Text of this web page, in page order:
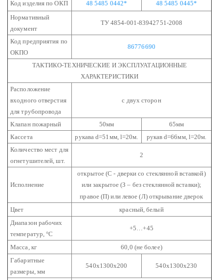
Код изделия по ОКП
48 5485 0442*
48 5485 0445*
Нормативный
документ
ТУ 4854-001-83942751-2008
Код предприятия по
ОКПО
86776690
ТАКТИКО-ТЕХНИЧЕСКИЕ И ЭКСПЛУАТАЦИОННЫЕ
ХАРАКТЕРИСТИКИ
Расположение
входного отверстия
для трубопровода
с двух сторон
Клапан пожарный 50мм
65мм
Кассета
рукава d=51мм, l=20м.
рукав d=66мм, l=20м.
Количество мест для
огнетушителей, шт.
2
Исполнение
открытое (С - дверки со стеклянной вставкой)
или закрытое (З – без стеклянной вставки);
правое (П) или левое (Л) открывание дверок
Цвет
красный, белый
Диапазон рабочих
температур, °С
+5…+45
Масса, кг
60,0 (не более)
Габаритные
размеры, мм
540х1300х200 540х1300х230